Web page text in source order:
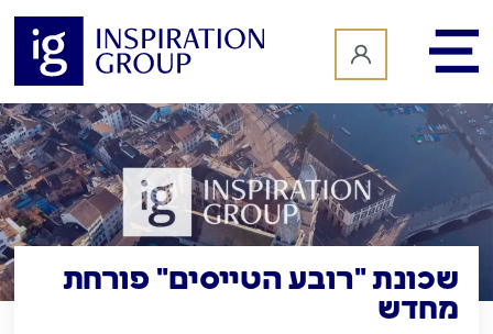
שכונת "רובע הטייסים" פורחת
מחדש